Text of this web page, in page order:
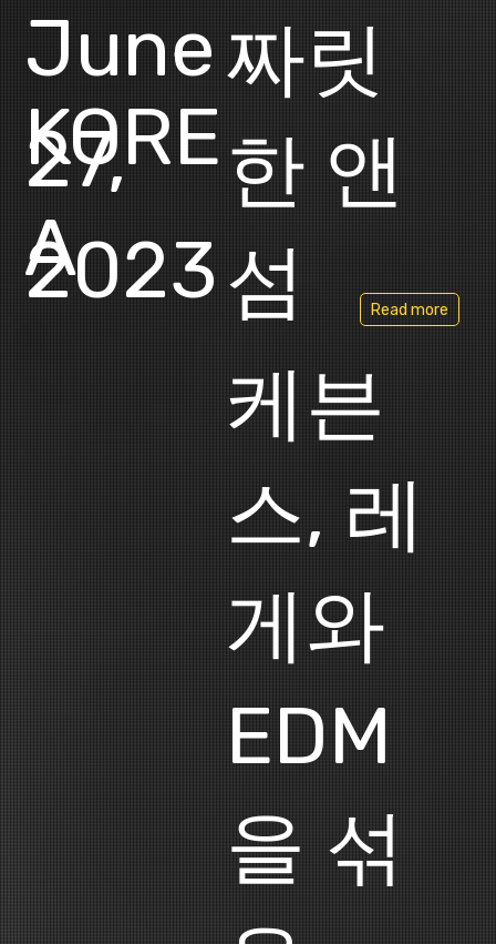
KORE
A
짜릿
한 앤
섬
June
27,
2023
Read more
케븐
스, 레
게와
EDM
을 섞